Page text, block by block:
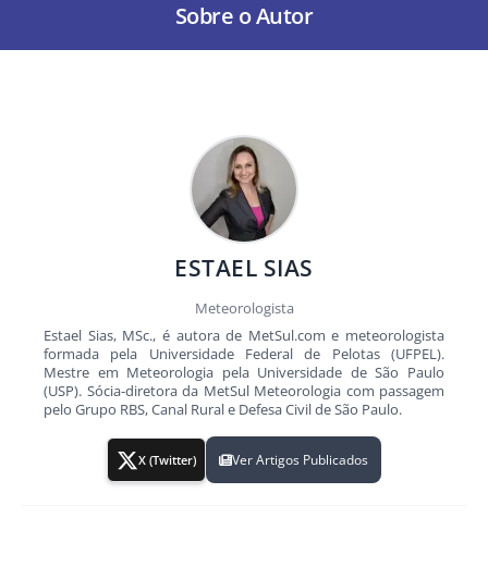
Sobre o Autor
ESTAEL SIAS
Meteorologista
Estael Sias, MSc., é autora de MetSul.com e meteorologista
formada pela Universidade Federal de Pelotas (UFPEL).
Mestre em Meteorologia pela Universidade de São Paulo
(USP). Sócia-diretora da MetSul Meteorologia com passagem
pelo Grupo RBS, Canal Rural e Defesa Civil de São Paulo.
X (Twitter) Ver Artigos Publicados